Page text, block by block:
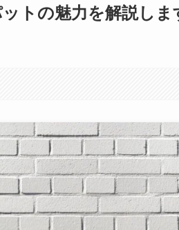
トの魅力を解説しま